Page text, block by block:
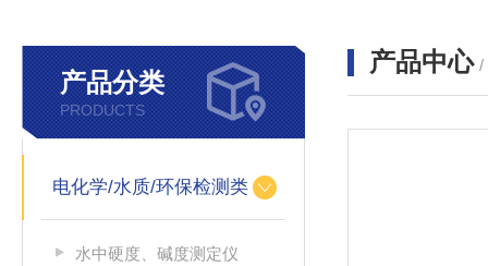
产品分类
PRODUCTS
电化学/水质/环保检测类
水中硬度、碱度测定仪
产品中心 /